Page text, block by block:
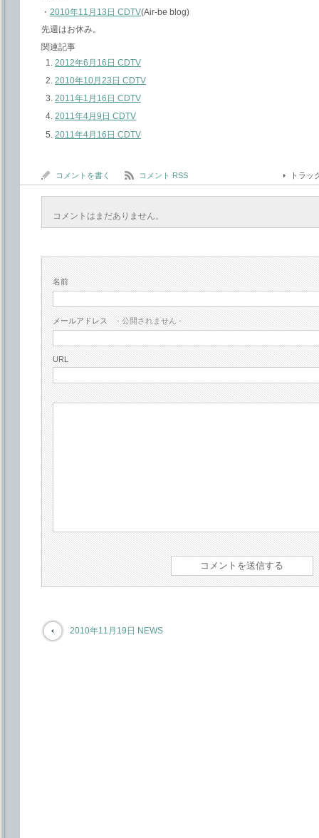
・ 2010年11月13日 CDTV(Air-be blog)
先週はお休み。
関連記事
2012年6月16日 CDTV
2010年10月23日 CDTV
2011年1月16日 CDTV
2011年4月9日 CDTV
2011年4月16日 CDTV
コメントを書く コメント RSS トラ
コメントはまだありません。
名前
メールアドレス - 公開されません -
URL
2010年11月19日 NEWS